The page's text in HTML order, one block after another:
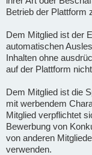
Betrieb der Plattform
Dem Mitglied ist der
automatischen
Inhalten ohne
auf der Plattform
Dem Mitglied ist die
mit werbendem
Mitglied verpflichtet
Bewerbung von
von anderen
verwenden.